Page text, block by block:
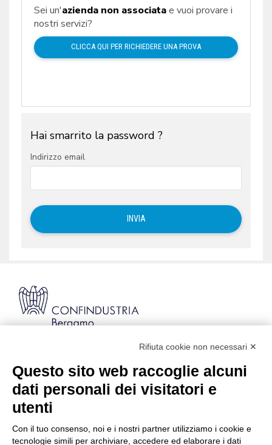
Sei un'azienda non associatae vuoi provare i
nostri servizi?
CLICCA QUI PER RICHIEDERE UNA PROVA
Hai smarrito la password ?
Indirizzo email
Codice Fiscale: 80021750163 | PEC:
info@pec.confindustriabergamo.it
CONFINDUSTRIA BERGAMO
Rifiuta cookie non necessari ✕
Questo sito web raccoglie alcuni
dati personali dei visitatori e
utenti
Con il tuo consenso, noi e i nostri partner utilizziamo i cookie e
tecnologie simili per archiviare, accedere ed elaborare i dati